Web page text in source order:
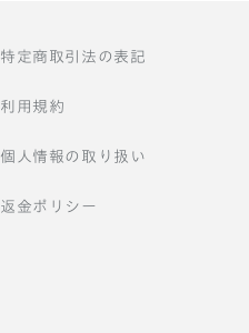
特定商取引法の表記
利用規約
個人情報の取り扱い
返金ポリシー